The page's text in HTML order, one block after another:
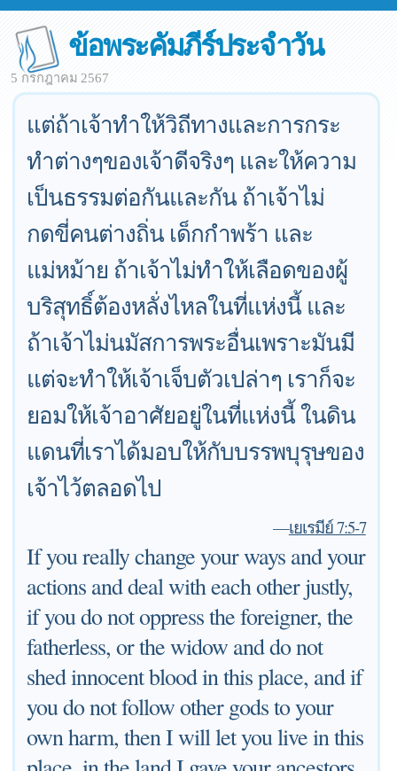
ข้อพระคัมภีร์ประจำวัน
5 กรกฎาคม 2567
แต่ถ้าเจ้าทำให้วิถีทางและการกระ
ทำต่างๆของเจ้าดีจริงๆ และให้ความ
เป็นธรรมต่อกันและกัน ถ้าเจ้าไม่
กดขี่คนต่างถิ่น เด็กกำพร้า และ
แม่หม้าย ถ้าเจ้าไม่ทำให้เลือดของผู้
บริสุทธิ์ต้องหลั่งไหลในที่แห่งนี้ และ
ถ้าเจ้าไม่นมัสการพระอื่นเพราะมันมี
แต่จะทำให้เจ้าเจ็บตัวเปล่าๆ เราก็จะ
ยอมให้เจ้าอาศัยอยู่ในที่แห่งนี้ ในดิน
แดนที่เราได้มอบให้กับบรรพบุรุษของ
เจ้าไว้ตลอดไป
—เยเรมีย์ 7:5-7
If you really change your ways and your
actions and deal with each other justly,
if you do not oppress the foreigner, the
fatherless, or the widow and do not
shed innocent blood in this place, and if
you do not follow other gods to your
own harm, then I will let you live in this